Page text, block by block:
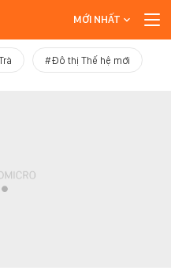
MỚI NHẤT
#Đô thị Thế hệ mới